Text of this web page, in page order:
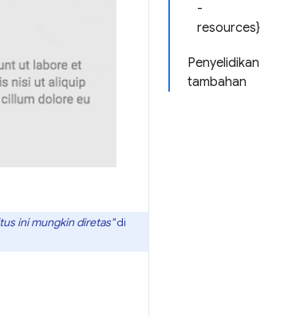
-
resources}
Penyelidikan
tambahan
ini mungkin diretas"di